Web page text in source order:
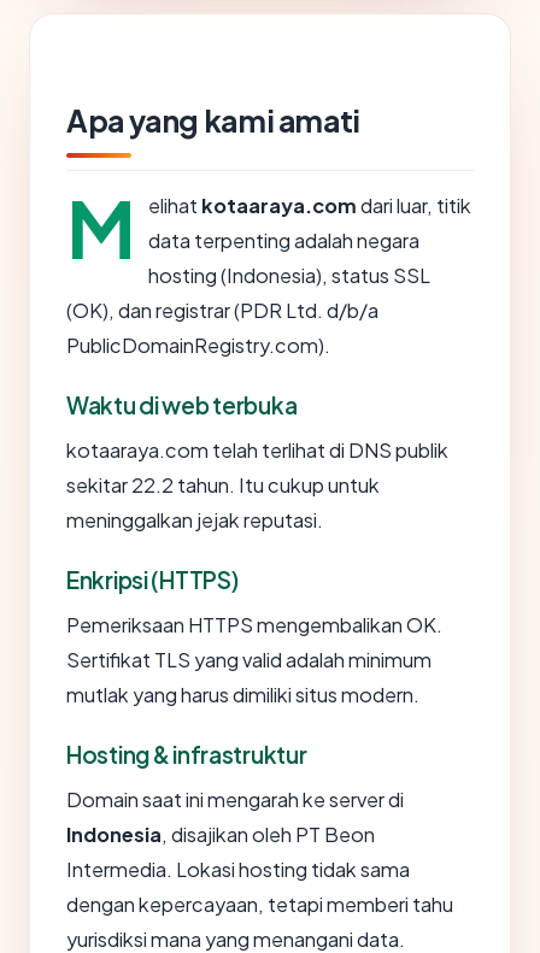
Apa yang kami amati
M elihat kotaaraya.comdari luar, titik
data terpenting adalah negara
hosting (Indonesia), status SSL
(OK), dan registrar (PDR Ltd. d/b/a
PublicDomainRegistry.com).
Waktu di web terbuka
kotaaraya.com telah terlihat di DNS publik
sekitar 22.2 tahun. Itu cukup untuk
meninggalkan jejak reputasi.
Enkripsi (HTTPS)
Pemeriksaan HTTPS mengembalikan OK.
Sertifikat TLS yang valid adalah minimum
mutlak yang harus dimiliki situs modern.
Hosting & infrastruktur
Domain saat ini mengarah ke server di
Indonesia, disajikan oleh PT Beon
Intermedia. Lokasi hosting tidak sama
dengan kepercayaan, tetapi memberi tahu
yurisdiksi mana yang menangani data.